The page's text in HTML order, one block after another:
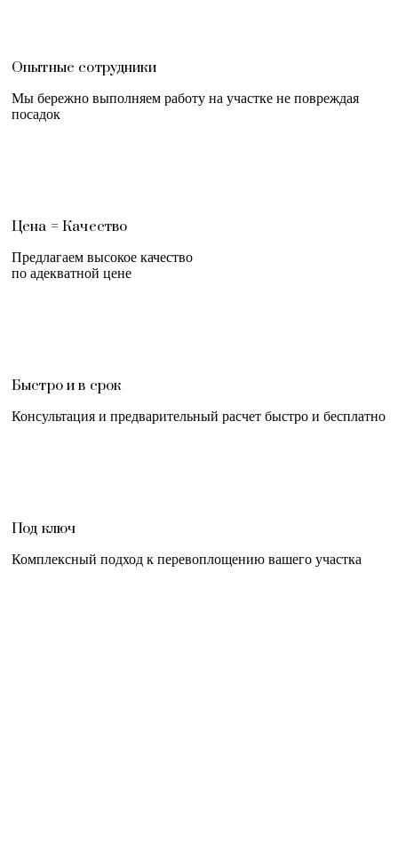
Опытные сотрудники
Мы бережно выполняем работу на участке не повреждая
посадок
Цена = Качество
Предлагаем высокое качество
по адекватной цене
Быстро и в срок
Консультация и предварительный расчет быстро и бесплатно
Под ключ
Комплексный подход к перевоплощению вашего участка